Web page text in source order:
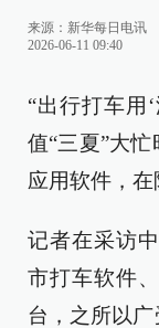
来源： 新华每日电讯
2026-06-11 09:40
“出行打车用
值“三夏”大
应用软件，在
记者在采访
市打车软件
台，之所以